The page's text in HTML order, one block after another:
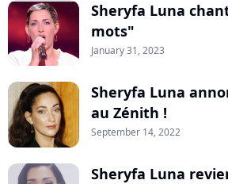
Sheryfa Luna
mots"
January 31, 2023
Sheryfa Luna
au Zénith !
September 14, 2022
Sheryfa Luna